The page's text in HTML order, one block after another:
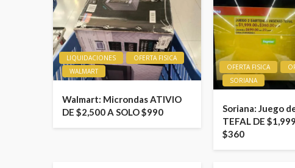
LIQUIDACIONES
OFERTA FISICA
WALMART
Walmart: Microndas ATIVIO
DE $2,500 A SOLO $990
OFERTA FISICA
SORIANA
Soriana: Juego
TEFAL DE
$360